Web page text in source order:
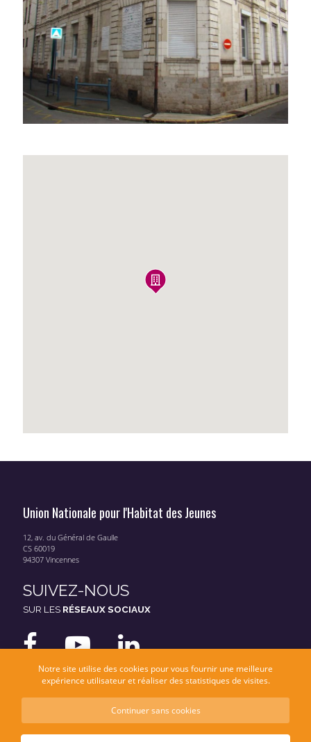
Union Nationale pour l'Habitat des Jeunes
12, av. du Général de Gaulle
CS 60019
94307 Vincennes
SUIVEZ-NOUS
SUR LES RÉSEAUX SOCIAUX
Mentions légales
Notre site utilise des cookies pour vous fournir une meilleure
expérience utilisateur et réaliser des statistiques de visites.
Continuer sans cookies